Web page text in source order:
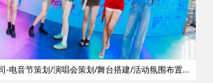
-电音节策划/演唱会策划/舞台搭建/活动氛围布置/